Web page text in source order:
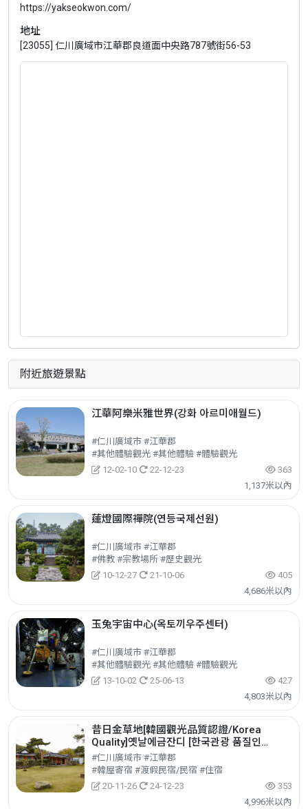
https://yakseokwon.com/
地址
[23055] 仁川廣域市江華郡良道面中央路787號街56-53
附近旅遊景點
江華阿樂米雅世界(강화 아르미애월드)
#仁川廣域市 #江華郡
#其他體驗觀光 #其他體驗 #體驗觀光
12-02-10
22-12-23
363
1,137米以內
蓮燈國際禪院(연등국제선원)
#仁川廣域市 #江華郡
#佛教 #宗教場所 #歷史觀光
10-12-27
21-10-06
405
4,686米以內
玉兔宇宙中心(옥토끼우주센터)
#仁川廣域市 #江華郡
#其他體驗觀光 #其他體驗 #體驗觀光
13-10-02
25-06-13
427
4,803米以內
昔日金草地[韓國觀光品質認證/Korea
Quality]옛날에금잔디 [한국관광 품질인
증/Korea Quality]
#仁川廣域市 #江華郡
#韓屋寄宿 #渡假民宿/民宿 #住宿
20-11-26
24-12-23
353
4,996米以內